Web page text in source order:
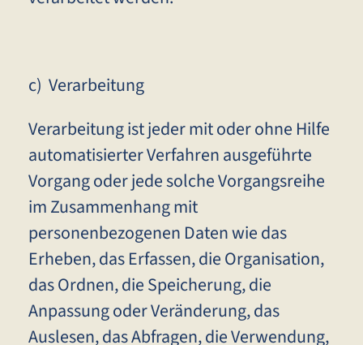
c) Verarbeitung
Verarbeitung ist jeder mit oder ohne Hilfe
automatisierter Verfahren ausgeführte
Vorgang oder jede solche Vorgangsreihe
im Zusammenhang mit
personenbezogenen Daten wie das
Erheben, das Erfassen, die Organisation,
das Ordnen, die Speicherung, die
Anpassung oder Veränderung, das
Auslesen, das Abfragen, die Verwendung,